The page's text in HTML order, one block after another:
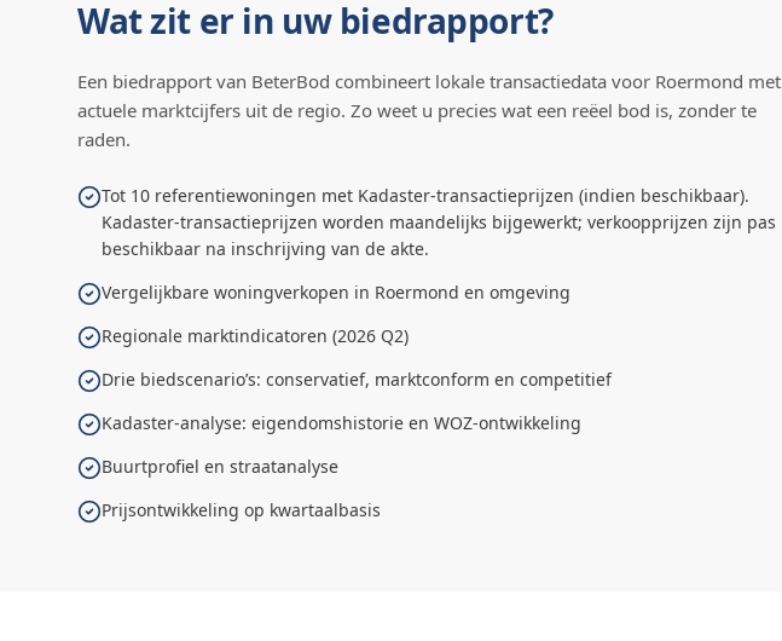
Wat zit er in uw biedrapport?
Een biedrapport van BeterBod combineert lokale transactiedata voor Roermond met
actuele marktcijfers uit de regio. Zo weet u precies wat een reëel bod is, zonder te
raden.
Tot 10 referentiewoningen met Kadaster-transactieprijzen (indien beschikbaar).
Kadaster-transactieprijzen worden maandelijks bijgewerkt; verkoopprijzen zijn pas
beschikbaar na inschrijving van de akte.
Vergelijkbare woningverkopen in Roermond en omgeving
Regionale marktindicatoren (2026 Q2)
Drie biedscenario’s: conservatief, marktconform en competitief
Kadaster-analyse: eigendomshistorie en WOZ-ontwikkeling
Buurtprofiel en straatanalyse
Prijsontwikkeling op kwartaalbasis